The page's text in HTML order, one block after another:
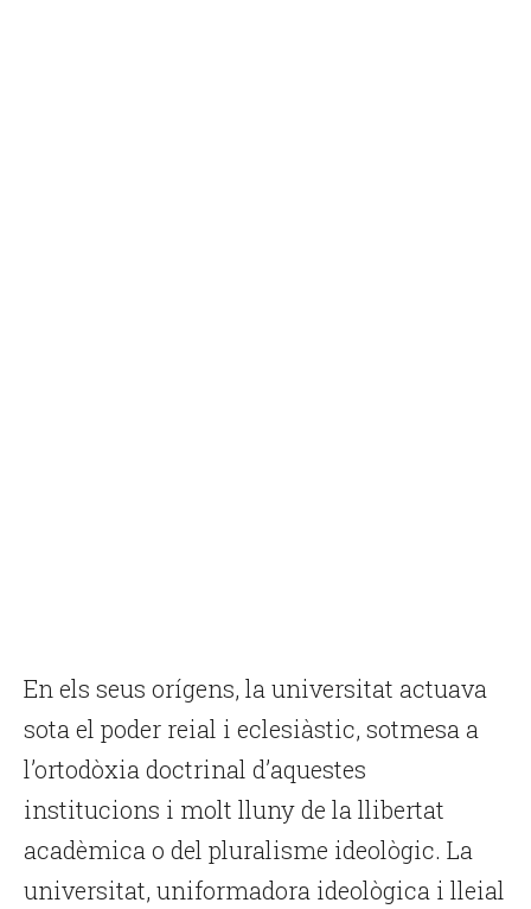
En els seus orígens, la universitat actuava
sota el poder reial i eclesiàstic, sotmesa a
l’ortodòxia doctrinal d’aquestes
institucions i molt lluny de la llibertat
acadèmica o del pluralisme ideològic. La
universitat, uniformadora ideològica i lleial